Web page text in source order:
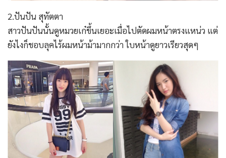
2.ปันปัน สุทัตตา
สาวปันปันนั้นดูหมวยเก๋ขึ้นเยอะเมื่อไปตัดผมหน้าตรงแหน่ว แต่
ยังไงก็ชอบลุคไร้ผมหน้าม้ามากกว่า ใบหน้าดูยาวเรียวสุดๆ